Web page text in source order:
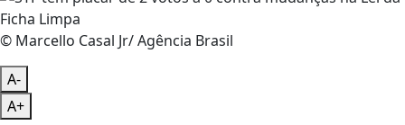
© Marcello Casal Jr/ Agência Brasil
A-
A+